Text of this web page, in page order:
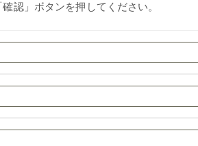
認」ボタンを押してください。